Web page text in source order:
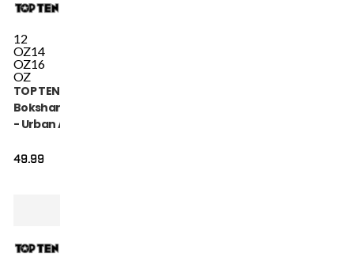
12
OZ14
OZ16
OZ
TOP TEN
Bokshandschoen
- Urban Arts -
49.99